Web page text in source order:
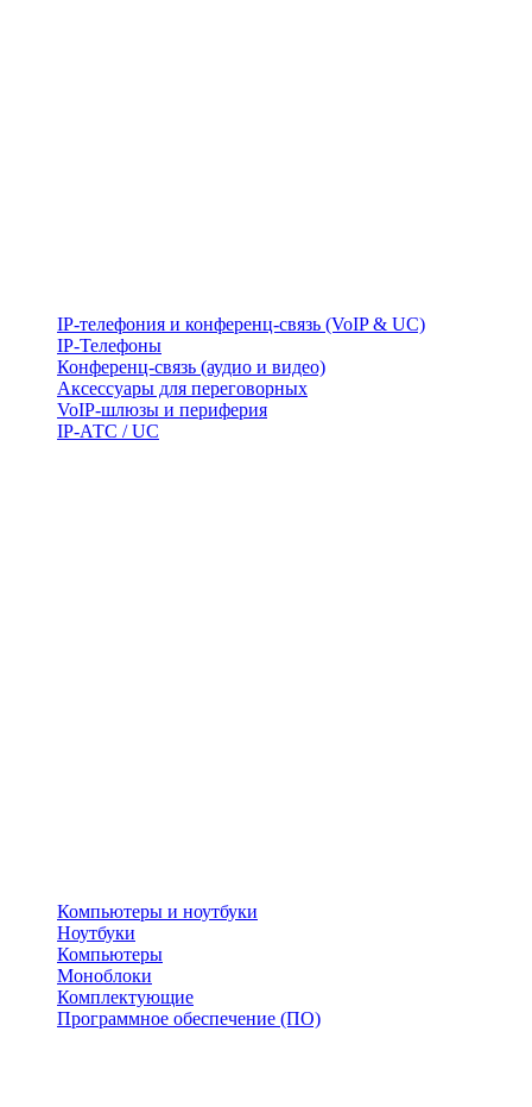
IP-телефония и конференц-связь (VoIP & UC)
IP-Телефоны
Конференц-связь (аудио и видео)
Аксессуары для переговорных
VoIP-шлюзы и периферия
IP-АТС / UC
Компьютеры и ноутбуки
Ноутбуки
Компьютеры
Моноблоки
Комплектующие
Программное обеспечение (ПО)